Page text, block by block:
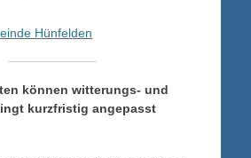
Hünfelden
können witterungs- und
kurzfristig angepasst